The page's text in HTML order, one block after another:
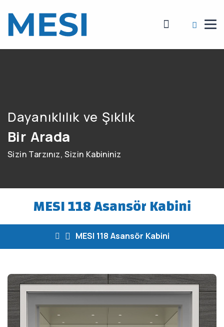
Dayanıklılık ve Şıklık
Bir Arada
Sizin Tarzınız, Sizin Kabininiz
MESI 118 Asansör Kabini
MESI 118 Asansör Kabini